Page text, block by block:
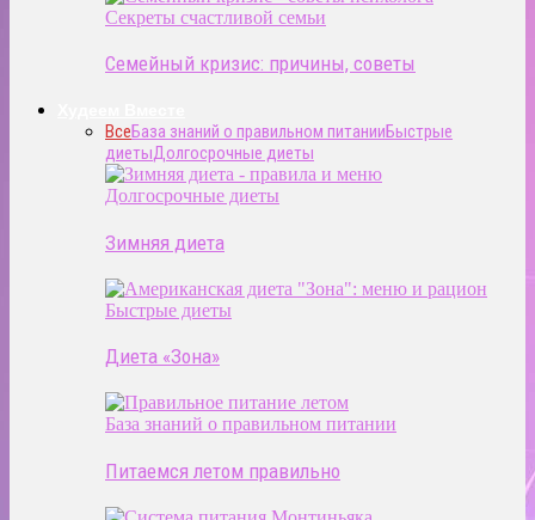
Секреты счастливой семьи
Семейный кризис: причины, советы
ВсеБаза знаний о правильном питанииБыстрые
диетыДолгосрочные диеты
Долгосрочные диеты
Зимняя диета
Быстрые диеты
Диета «Зона»
База знаний о правильном питании
Питаемся летом правильно